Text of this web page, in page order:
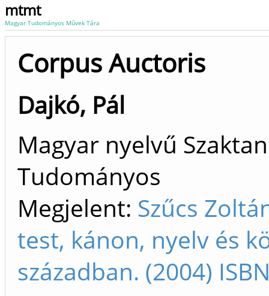
mtmt
Magyar Tudományos Művek Tára
Corpus Auctoris
Dajkó, Pál
Magyar nyelvű
Tudományos
Megjelent: Szűcs
test, kánon, nyelv és
században. (2004)